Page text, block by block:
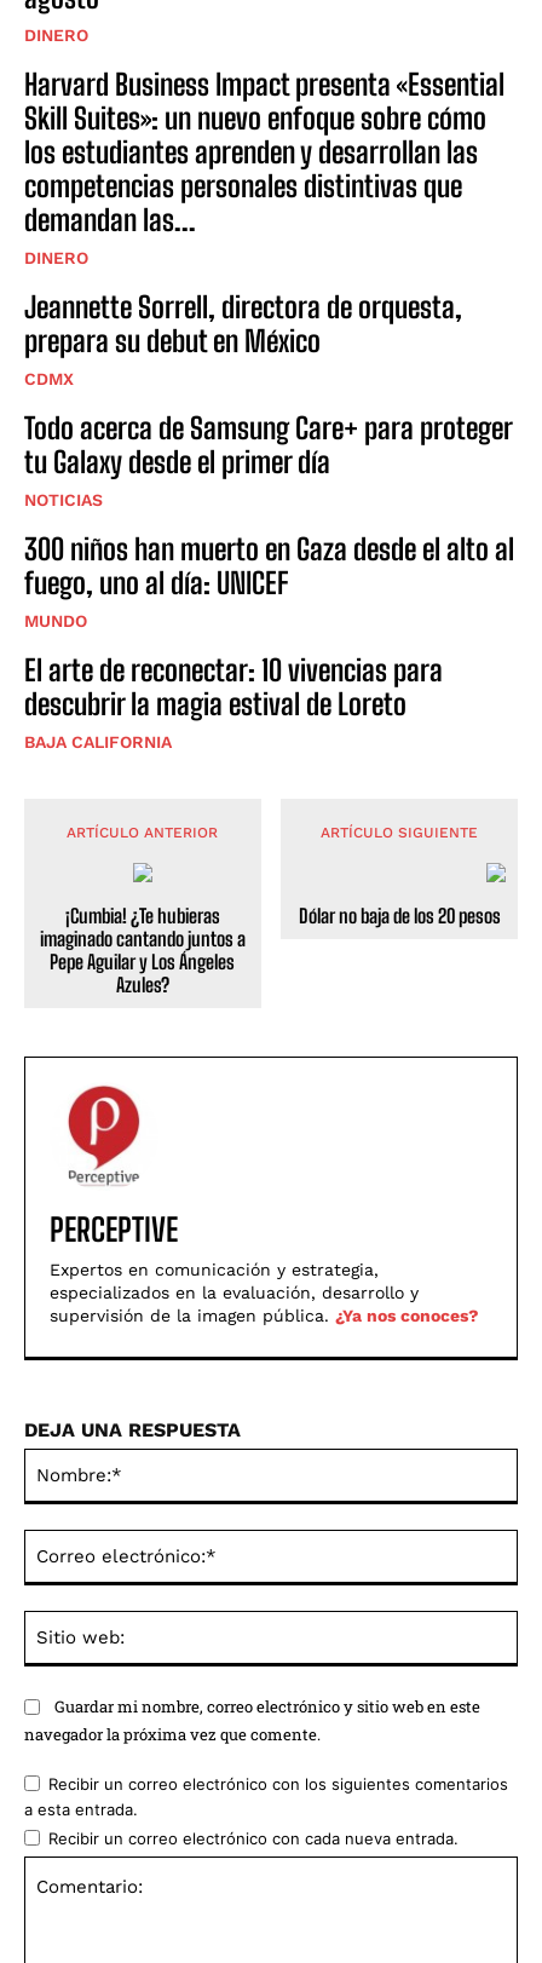
DINERO
Harvard Business Impact presenta «Essential
Skill Suites»: un nuevo enfoque sobre cómo
los estudiantes aprenden y desarrollan las
competencias personales distintivas que
demandan las...
DINERO
Jeannette Sorrell, directora de orquesta,
prepara su debut en México
CDMX
Todo acerca de Samsung Care+ para proteger
tu Galaxy desde el primer día
NOTICIAS
300 niños han muerto en Gaza desde el alto al
fuego, uno al día: UNICEF
MUNDO
El arte de reconectar: 10 vivencias para
descubrir la magia estival de Loreto
BAJA CALIFORNIA
ARTÍCULO ANTERIOR
¡Cumbia! ¿Te hubieras
imaginado cantando juntos a
Pepe Aguilar y Los Ángeles
Azules?
ARTÍCULO SIGUIENTE
Dólar no baja de los 20 pesos
PERCEPTIVE
Expertos en comunicación y estrategia,
especializados en la evaluación, desarrollo y
supervisión de la imagen pública. ¿Ya nos conoces?
DEJA UNA RESPUESTA
Guardar mi nombre, correo electrónico y sitio web en este
navegador la próxima vez que comente.
Recibir un correo electrónico con los siguientes comentarios
a esta entrada.
Recibir un correo electrónico con cada nueva entrada.